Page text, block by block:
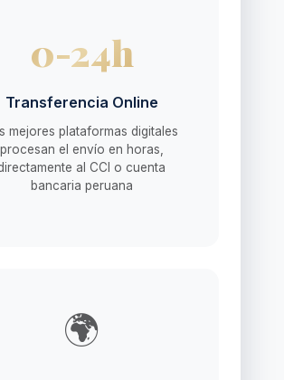
0-24h
Transferencia Online
mejores plataformas digitales
procesan el envío en horas,
al CCI o cuenta
bancaria peruana
🌍